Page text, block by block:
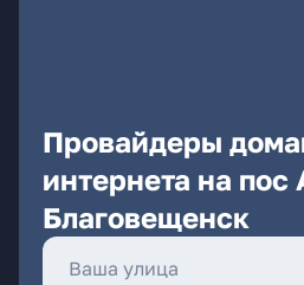
Провайдеры
интернета на пос
Благовещенск